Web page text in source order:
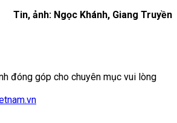
Tin, ảnh: Ngọc Khánh, Giang Truyền
đóng góp cho chuyên mục vui lòng